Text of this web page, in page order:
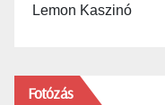
Lemon Kaszinó
Fotózás